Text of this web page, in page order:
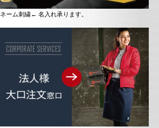
ネーム刺繍← 名入れ承ります。